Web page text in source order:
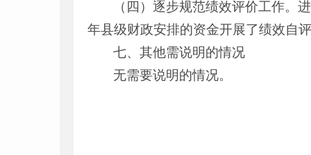
（四）逐步规范绩效评价工作。
年县级财政安排的资金开展了绩效自
七、其他需说明的情况
无需要说明的情况。